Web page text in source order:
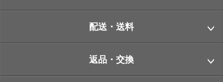
配送・送料
返品・交換